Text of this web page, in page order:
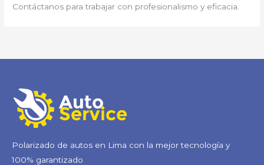
Contáctanos para trabajar con profesionalismo y eficacia.
Polarizado de autos en Lima con la mejor tecnología y
100% garantizado